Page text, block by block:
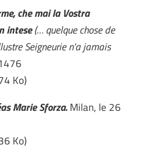
che mai la Vostra
intese(… quelque chose de
Seigneurie n'a jamais
Ko)
Marie Sforza.Milan, le 26
Ko)